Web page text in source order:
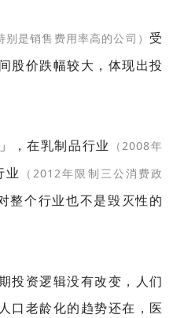
别是销售费用率高的公司） 受
股价跌幅较大，体现出投
，在乳制品行业 （2008年
业 （2012年限制三公消费政
整个行业也不是毁灭性的
投资逻辑没有改变，人们
口老龄化的趋势还在，医